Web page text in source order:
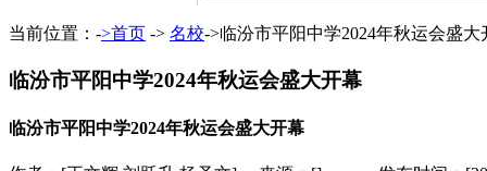
当前位置：->首页 -> 名校->临汾市平阳中学2024年秋运会盛大
临汾市平阳中学2024年秋运会盛大开幕
临汾市平阳中学2024年秋运会盛大开幕